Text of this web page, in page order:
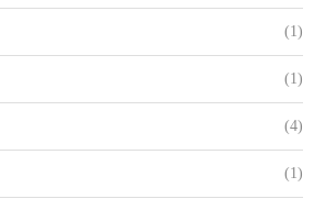
(1)
(1)
(4)
(1)